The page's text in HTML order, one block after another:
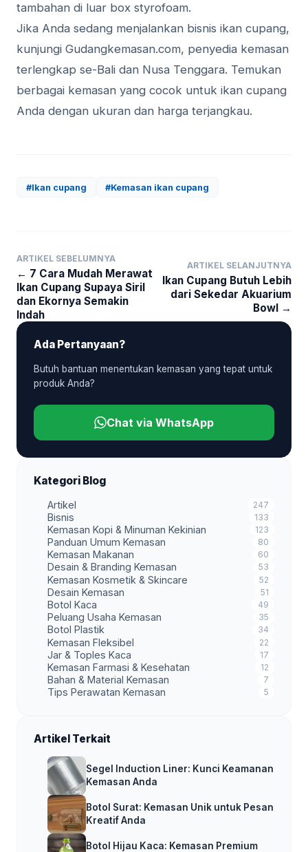
tambahan di luar box styrofoam.
Jika Anda sedang menjalankan bisnis ikan cupang,
kunjungi Gudangkemasan.com, penyedia kemasan
terlengkap se-Bali dan Nusa Tenggara. Temukan
berbagai kemasan yang cocok untuk ikan cupang
Anda dengan ukuran dan harga terjangkau.
#Ikan cupang #Kemasan ikan cupang
ARTIKEL SEBELUMNYA
← 7 Cara Mudah Merawat
Ikan Cupang Supaya Siril
dan Ekornya Semakin
Indah
ARTIKEL SELANJUTNYA
Ikan Cupang Butuh Lebih
dari Sekedar Akuarium
Bowl →
Ada Pertanyaan?
Butuh bantuan menentukan kemasan yang tepat untuk
produk Anda?
Chat via WhatsApp
Kategori Blog
Artikel 247
Bisnis 133
Kemasan Kopi & Minuman Kekinian 123
Panduan Umum Kemasan 80
Kemasan Makanan 60
Desain & Branding Kemasan 53
Kemasan Kosmetik & Skincare 52
Desain Kemasan 51
Botol Kaca 49
Peluang Usaha Kemasan 35
Botol Plastik 34
Kemasan Fleksibel 22
Jar & Toples Kaca 17
Kemasan Farmasi & Kesehatan 12
Bahan & Material Kemasan 7
Tips Perawatan Kemasan 5
Artikel Terkait
Segel Induction Liner: Kunci Keamanan
Kemasan Anda
Botol Surat: Kemasan Unik untuk Pesan
Kreatif Anda
Botol Hijau Kaca: Kemasan Premium